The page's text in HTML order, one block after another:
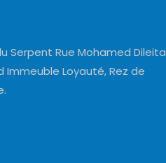
Serpent Rue Mohamed Dileita
Immeuble Loyauté, Rez de